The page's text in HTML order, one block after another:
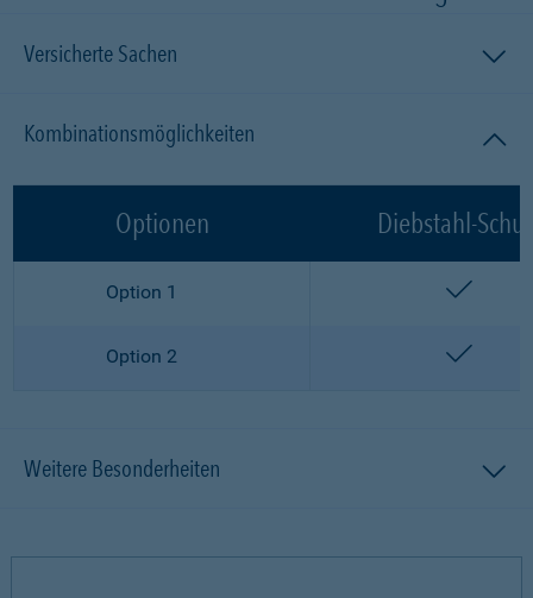
Versicherte Sachen
Kombinationsmöglichkeiten
Optionen Diebstahl-
Option 1
Option 2
Weitere Besonderheiten